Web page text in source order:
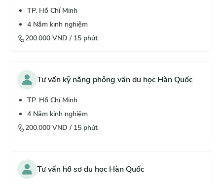
TP. Hồ Chí Minh
4 Năm kinh nghiệm
200.000 VND / 15 phút
Tư vấn kỹ năng phỏng vấn du học Hàn Quốc
TP. Hồ Chí Minh
4 Năm kinh nghiệm
200.000 VND / 15 phút
Tư vấn hồ sơ du học Hàn Quốc